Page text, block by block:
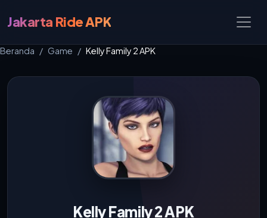
Jakarta Ride APK
Beranda Game Kelly Family 2 APK
Kelly Family 2 APK